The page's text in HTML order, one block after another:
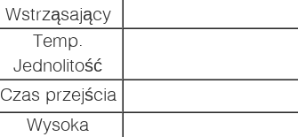
Wstrząsający
Temp.
Jednolitość
Czas przejścia
Wysoka